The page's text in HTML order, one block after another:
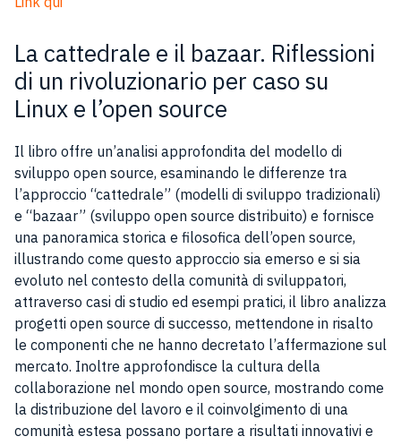
La cattedrale e il bazaar. Riflessioni
di un rivoluzionario per caso su
Linux e l’open source
Il libro offre un’analisi approfondita del modello di
sviluppo open source, esaminando le differenze tra
l’approccio “cattedrale” (modelli di sviluppo tradizionali)
e “bazaar” (sviluppo open source distribuito) e fornisce
una panoramica storica e filosofica dell’open source,
illustrando come questo approccio sia emerso e si sia
evoluto nel contesto della comunità di sviluppatori,
attraverso casi di studio ed esempi pratici, il libro analizza
progetti open source di successo, mettendone in risalto
le componenti che ne hanno decretato l’affermazione sul
mercato. Inoltre approfondisce la cultura della
collaborazione nel mondo open source, mostrando come
la distribuzione del lavoro e il coinvolgimento di una
comunità estesa possano portare a risultati innovativi e